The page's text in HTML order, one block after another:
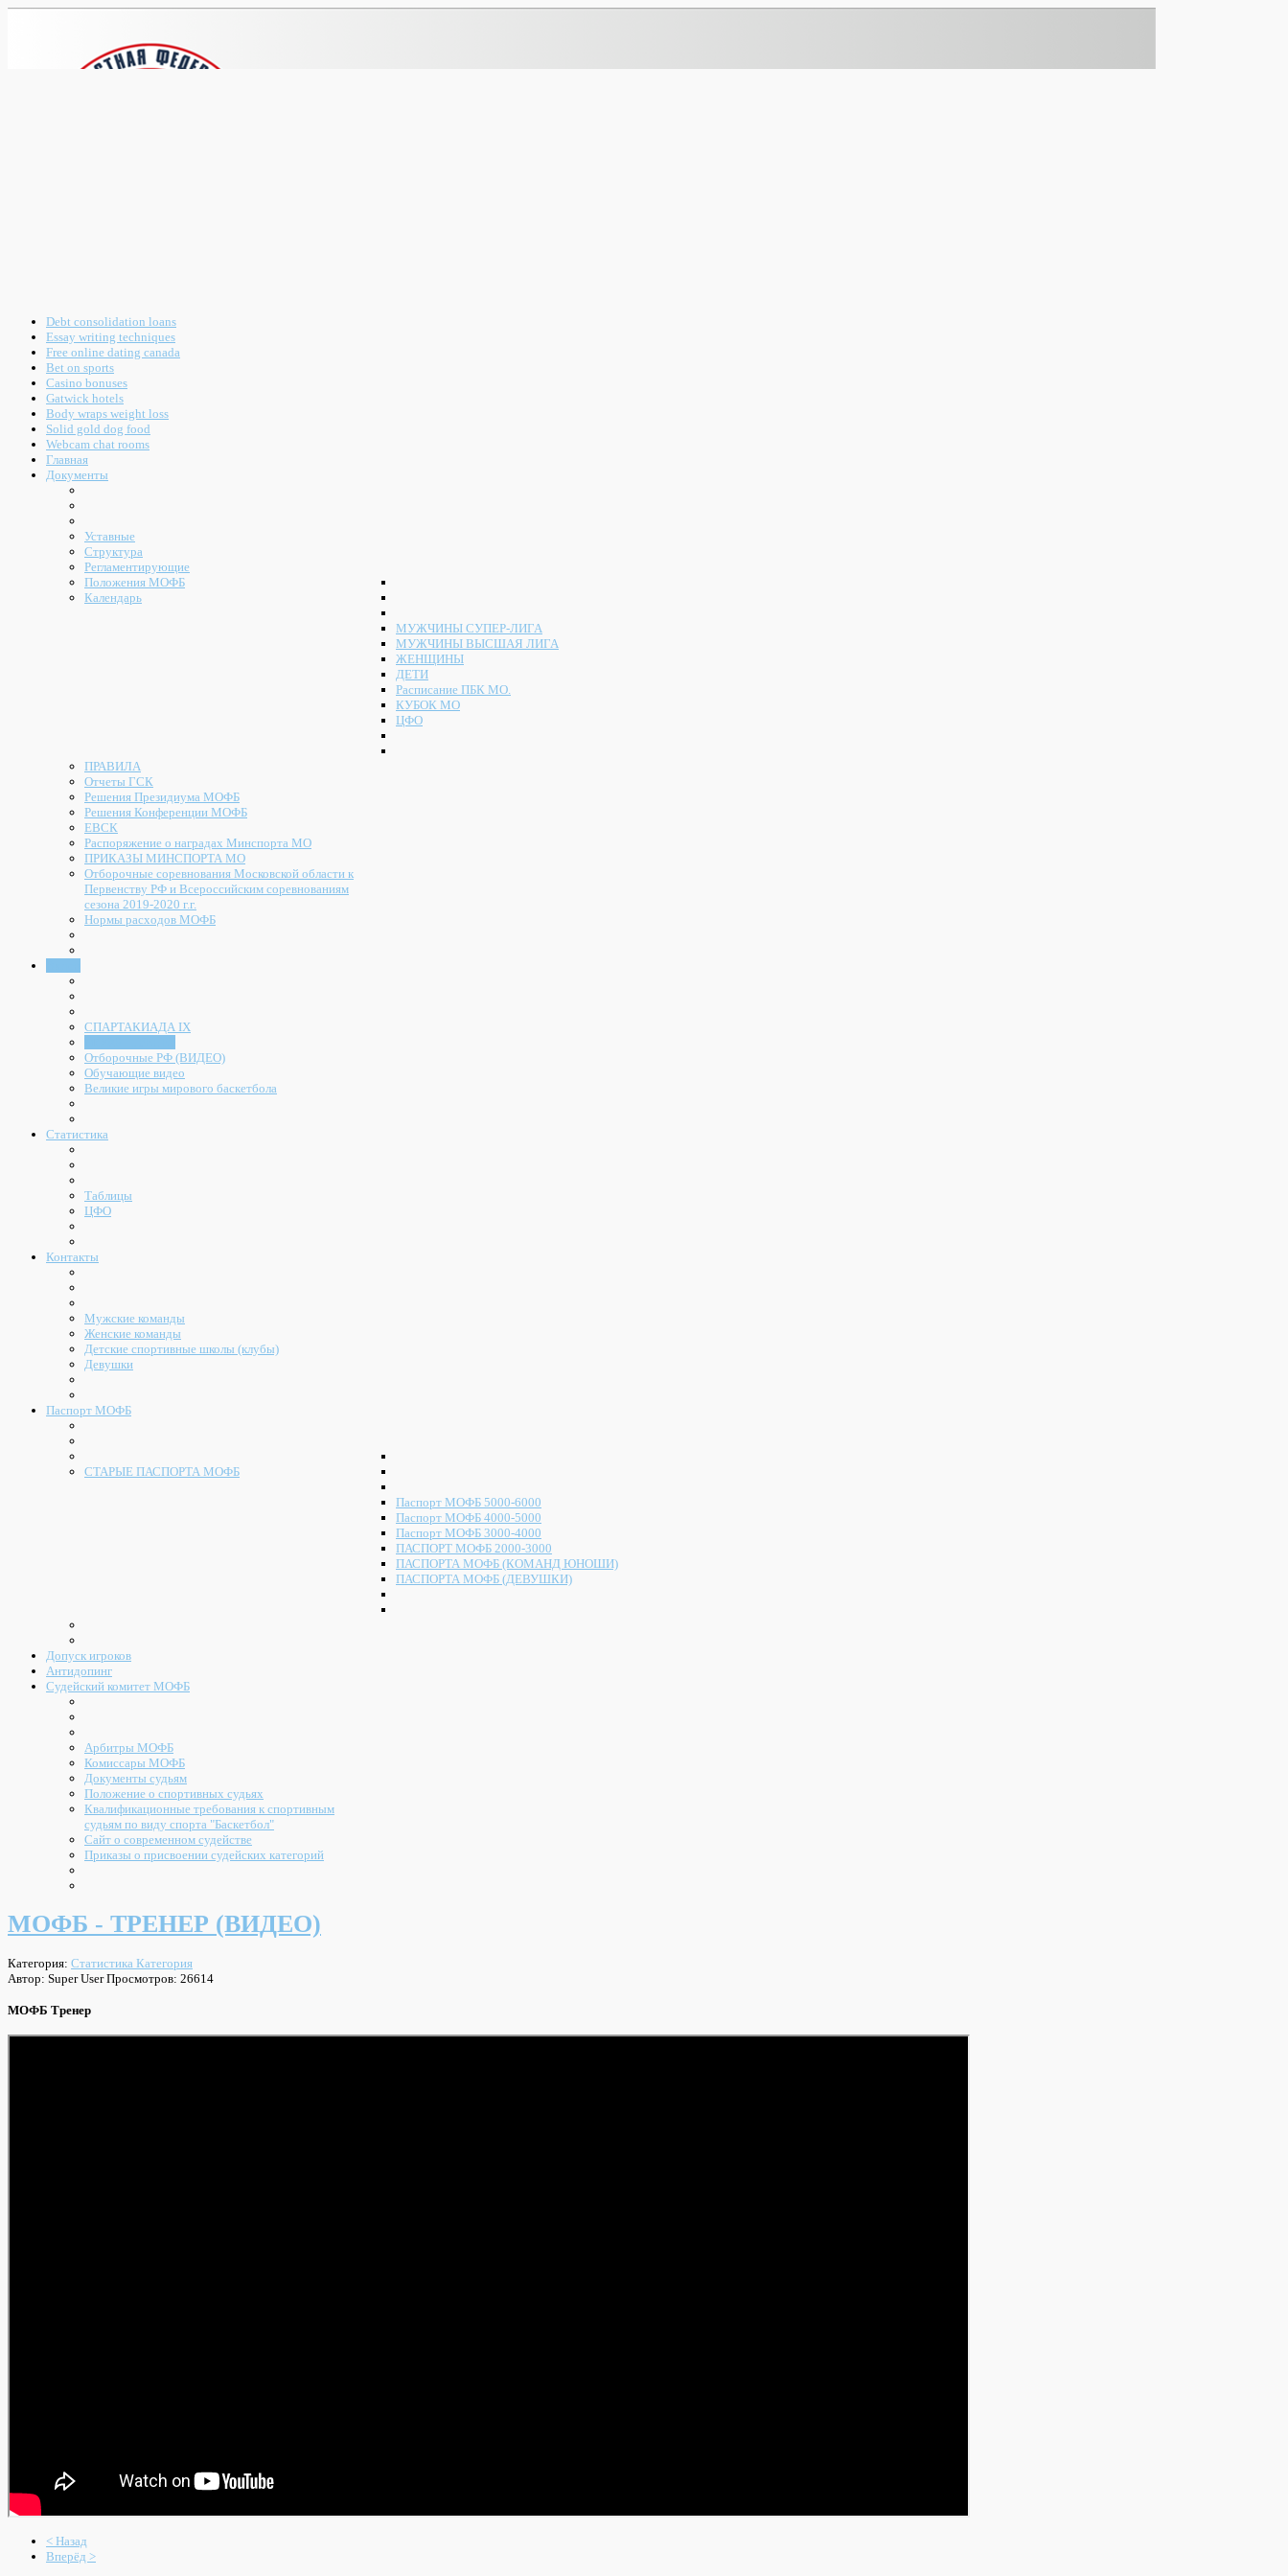
Debt consolidation loans
Essay writing techniques
Free online dating canada
Bet on sports
Casino bonuses
Gatwick hotels
Body wraps weight loss
Solid gold dog food
Webcam chat rooms
Главная
Документы
Уставные
Структура
Регламентирующие
Положения МОФБ
Календарь
МУЖЧИНЫ СУПЕР-ЛИГА
МУЖЧИНЫ ВЫСШАЯ ЛИГА
ЖЕНЩИНЫ
ДЕТИ
Расписание ПБК МО.
КУБОК МО
ЦФО
ПРАВИЛА
Отчеты ГСК
Решения Президиума МОФБ
Решения Конференции МОФБ
ЕВСК
Распоряжение о наградах Минспорта МО
ПРИКАЗЫ МИНСПОРТА МО
Отборочные соревнования Московской области к
Первенству РФ и Всероссийским соревнованиям
сезона 2019-2020 г.г.
Нормы расходов МОФБ
СПАРТАКИАДА IX
Отборочные РФ (ВИДЕО)
Обучающие видео
Великие игры мирового баскетбола
Статистика
Таблицы
ЦФО
Контакты
Мужские команды
Женские команды
Детские спортивные школы (клубы)
Девушки
Паспорт МОФБ
СТАРЫЕ ПАСПОРТА МОФБ
Паспорт МОФБ 5000-6000
Паспорт МОФБ 4000-5000
Паспорт МОФБ 3000-4000
ПАСПОРТ МОФБ 2000-3000
ПАСПОРТА МОФБ (КОМАНД ЮНОШИ)
ПАСПОРТА МОФБ (ДЕВУШКИ)
Допуск игроков
Антидопинг
Судейский комитет МОФБ
Арбитры МОФБ
Комиссары МОФБ
Документы судьям
Положение о спортивных судьях
Квалификационные требования к спортивным
судьям по виду спорта "Баскетбол"
Сайт о современном судействе
Приказы о присвоении судейских категорий
МОФБ - ТРЕНЕР (ВИДЕО)
Категория: Статистика Категория
Автор: Super UserПросмотров: 26614
МОФБ Тренер
< Назад
Вперёд >